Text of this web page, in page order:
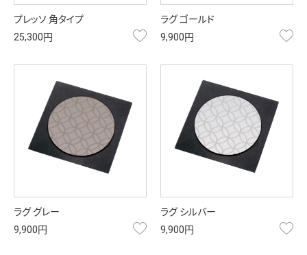
プレッソ 角タイプ
25,300円
お気に入り
ラグ ゴールド
9,900円
ラグ グレー
9,900円
お気に入り
ラグ シルバー
9,900円